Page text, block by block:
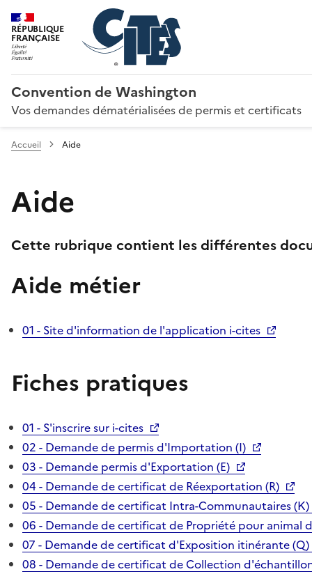
RÉPUBLIQUE
FRANÇAISE
Convention de Washington
Vos demandes dématérialisées de permis et certificats
Accueil Aide
Aide
Cette rubrique contient les différentes
Aide métier
01 - Site d'information de l'application i-cites
Fiches pratiques
01 - S'inscrire sur i-cites
02 - Demande de permis d'Importation (I)
03 - Demande permis d'Exportation (E)
04 - Demande de certificat de Réexportation (R)
05 - Demande de certificat Intra-Communautaires (K)
06 - Demande de certificat de Propriété pour animal
07 - Demande de certificat d'Exposition itinérante (Q)
08 - Demande de certificat de Collection